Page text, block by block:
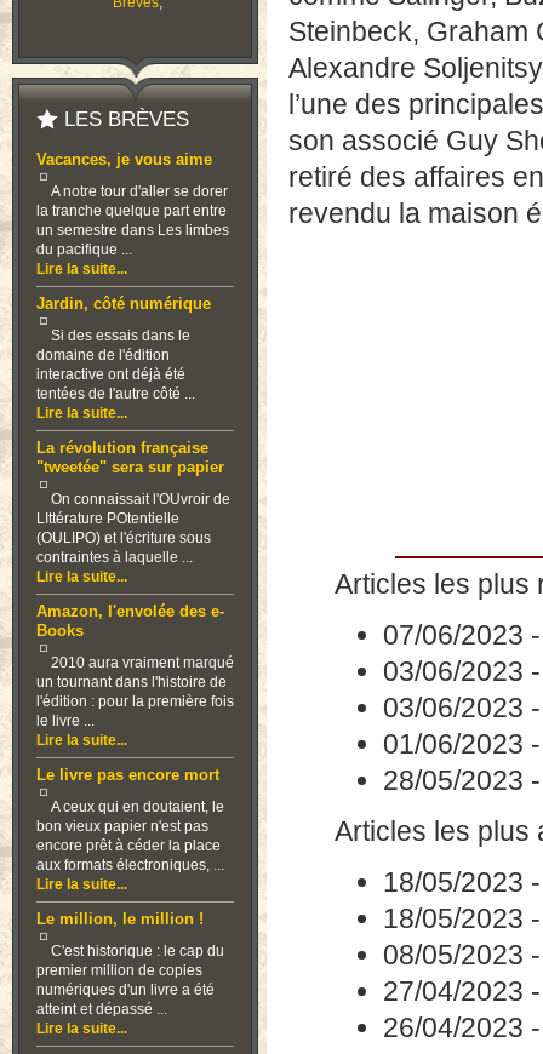
LES BRÈVES
Vacances, je vous aime
A notre tour d'aller se dorer
la tranche quelque part entre
un semestre dans Les limbes
du pacifique ...
Lire la suite...
Jardin, côté numérique
Si des essais dans le
domaine de l'édition
interactive ont déjà été
tentées de l'autre côté ...
Lire la suite...
La révolution française
"tweetée" sera sur papier
On connaissait l'OUvroir de
LIttérature POtentielle
(OULIPO) et l'écriture sous
contraintes à laquelle ...
Lire la suite...
Amazon, l'envolée des e-
Books
2010 aura vraiment marqué
un tournant dans l'histoire de
l'édition : pour la première fois
le livre ...
Lire la suite...
Le livre pas encore mort
A ceux qui en doutaient, le
bon vieux papier n'est pas
encore prêt à céder la place
aux formats électroniques, ...
Lire la suite...
Le million, le million !
C'est historique : le cap du
premier million de copies
numériques d'un livre a été
atteint et dépassé ...
Lire la suite...
Steinbeck, Graham
Alexandre
l’une des
son associé Guy
retiré des affaires
revendu la maison
Articles les plus
07/06/2023
03/06/2023
03/06/2023
01/06/2023
28/05/2023
Articles les plus
18/05/2023
18/05/2023
08/05/2023
27/04/2023
26/04/2023